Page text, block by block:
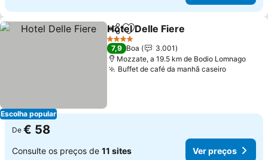
Escolha popular
PartilharAdicionar aos favoritos
Hotel Delle Fiere
4 Estrelas
7,9 Boa
3.001
Mozzate, a 19.5 km de Bodio Lomnago
Buffet de café da manhã caseiroVer
De € 58
Consulte os preços de 11 sites Ver preços